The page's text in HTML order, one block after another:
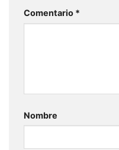
Comentario *
Nombre